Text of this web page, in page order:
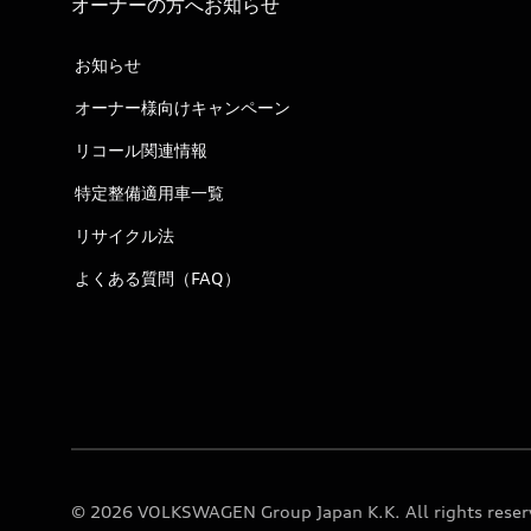
オーナーの方へお知らせ
お知らせ
オーナー様向けキャンペーン
リコール関連情報
特定整備適用車一覧
リサイクル法
よくある質問（FAQ）
© 2026 VOLKSWAGEN Group Japan K.K. All rights